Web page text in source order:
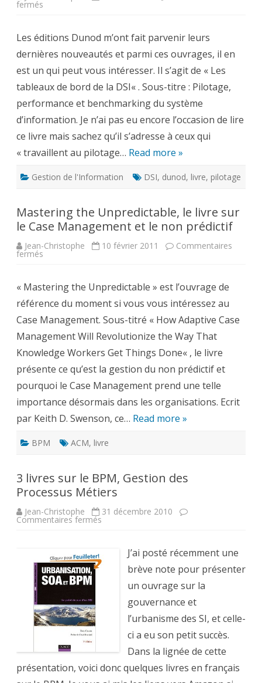
fermés
bord
de
la
DSI
Les éditions Dunod m’ont fait parvenir leurs
dernières nouveautés et parmi ces ouvrages, il en
est un qui peut vous intéresser. Il s’agit de « Les
tableaux de bord de la DSI« . Sous-titre : Pilotage,
performance et benchmarking du système
d’information. Je n’ai pas eu encore l’occasion de lire
ce livre mais sachez qu’il s’adresse à ceux qui
« travaillent au pilotage… Read more »
Gestion de l'Information DSI, dunod, livre, pilotage
Mastering the Unpredictable, le livre sur
le Case Management et le non prédictif
Jean-Christophe 10 février 2011 Commentaires
fermés
le
livre
sur
le
Case
Management
et
le
non
prédictif
« Mastering the Unpredictable » est l’ouvrage de
référence du moment si vous vous intéressez au
Case Management. Sous-titré « How Adaptive Case
Management Will Revolutionize the Way That
Knowledge Workers Get Things Done« , le livre
présente ce qu’est la gestion du non prédictif et
pourquoi le Case Management prend une telle
importance désormais dans les organisations. Ecrit
par Keith D. Swenson, ce… Read more »
BPM ACM, livre
3 livres sur le BPM, Gestion des
Processus Métiers
Jean-Christophe 31 décembre 2010
Commentaires fermés
BPM,
Gestion
Processus
Métiers
J’ai posté récemment une
brève note pour présenter
un ouvrage sur la
gouvernance et
l’urbanisme des SI, et celle-
ci a eu son petit succès.
Dans la lignée de cette
présentation, voici donc quelques livres en français